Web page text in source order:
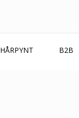
HÅRPYNT B2B